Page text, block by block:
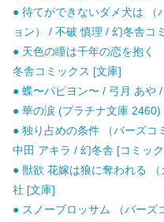
● 待てができないダメ犬は （
ョン） / 不破 慎理 / 幻冬舎コ
● 天色の瞳は千年の恋を抱く
冬舎コミックス [文庫]
● 蝶〜パピヨン〜 / 弓月 あや
● 華の涙 (プラチナ文庫
● 独り占めの条件 （バーズコ
中田 アキラ / 幻冬舎 [コミッ
● 獣欲 花嫁は狼に奪われる
社 [文庫]
● スノーブロッサム （バーズ